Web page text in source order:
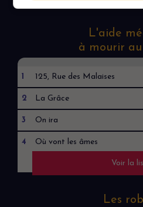
L'aide
à mourir
1 125, Rue des Malaises
2 La Grâce
3 On ira
4 Où vont les âmes
Voir la
Les